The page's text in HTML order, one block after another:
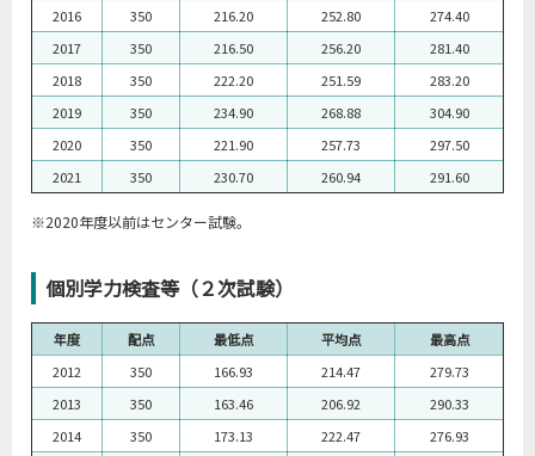
2016
350 216.20 252.80
274.40
2017
350 216.50 256.20
281.40
2018
350 222.20 251.59
283.20
2019
350 234.90 268.88
304.90
2020
350 221.90 257.73
297.50
2021
350 230.70 260.94 291.60
※2020年度以前はセンター試験。
個別学力検査等（２次試験）
年度 配点 最低点 平均点
最高点
2012
350 166.93 214.47
279.73
2013
350 163.46 206.92
290.33
2014
350 173.13 222.47
276.93